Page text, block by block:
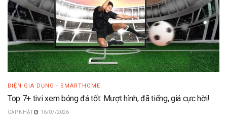
ĐIỆN GIA DỤNG - SMARTHOME
Top 7+ tivi xem bóng đá tốt: Mượt hình, đã tiếng, giá cực hời!
16/07/2026